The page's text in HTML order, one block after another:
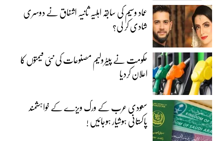
عماد وسیم کی سابقہ اہلیہ ثانیہ اشفاق نے دوسری
شادی کر لی؟
حکومت نے پیٹرولیم مصنوعات کی نئی قیمتوں کا
اعلان کردیا
سعودی عرب کے ورک ویزے کے خواہشمند
پاکستانی ہوشیار ہوجائیں !